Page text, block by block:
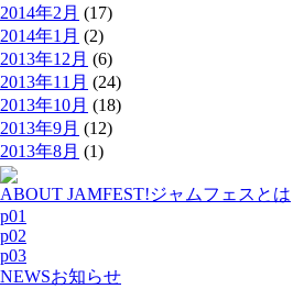
2014年2月 (17)
2014年1月 (2)
2013年12月 (6)
2013年11月 (24)
2013年10月 (18)
2013年9月 (12)
2013年8月 (1)
ABOUT JAMFEST!ジャムフェスとは
p01
p02
p03
NEWSお知らせ